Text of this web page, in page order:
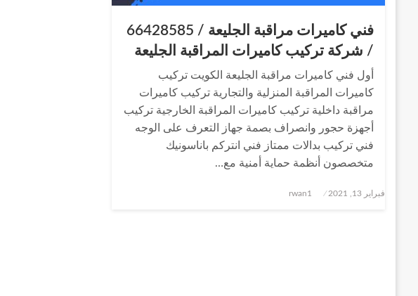
فني كاميرات مراقبة الجليعة / 66428585
/ شركة تركيب كاميرات المراقبة الجليعة
أول فني كاميرات مراقبة الجليعة الكويت تركيب
كاميرات المراقبة المنزلية والتجارية تركيب كاميرات
مراقبة داخلية تركيب كاميرات المراقبة الخارجية تركيب
أجهزة حجور وانصراف بصمة جهاز التعرف على الوجه
فني تركيب بدالات ممتاز فني انتركم باناسونيك
متخصصون أنظمة حماية أمنية مع…
نُشر
فبراير 13, 2021 rwan1